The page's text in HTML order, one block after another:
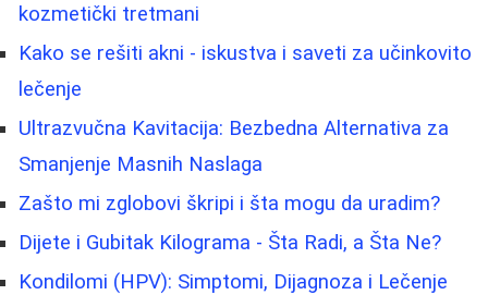
kozmetički tretmani
Kako se rešiti akni - iskustva i saveti za učinkovito
lečenje
Ultrazvučna Kavitacija: Bezbedna Alternativa za
Smanjenje Masnih Naslaga
Zašto mi zglobovi škripi i šta mogu da uradim?
Dijete i Gubitak Kilograma - Šta Radi, a Šta Ne?
Kondilomi (HPV): Simptomi, Dijagnoza i Lečenje